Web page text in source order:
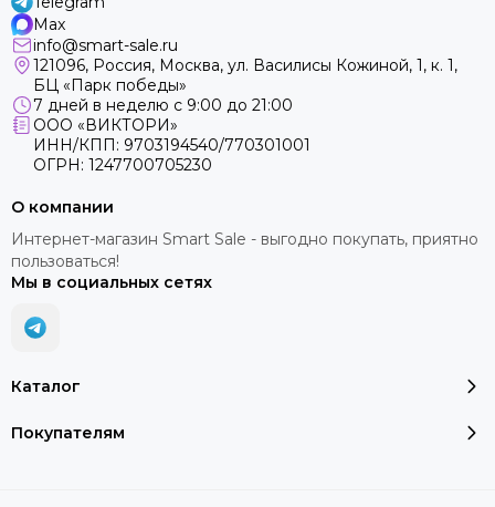
Max
info@smart-sale.ru
121096, Россия, Москва, ул. Василисы Кожиной, 1, к. 1,
БЦ «Парк победы»
7 дней в неделю с 9:00 до 21:00
ООО «ВИКТОРИ»
ИНН/КПП: 9703194540/770301001
ОГРН: 1247700705230
Каталог
Покупателям
О компании
Интернет-магазин Smart Sale - выгодно покупать, приятно
пользоваться!
Мы в социальных сетях